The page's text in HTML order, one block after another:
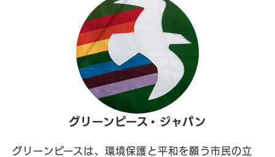
グリーンピース・ジャパン
グリーンピースは、環境保護と平和を願う市民の立